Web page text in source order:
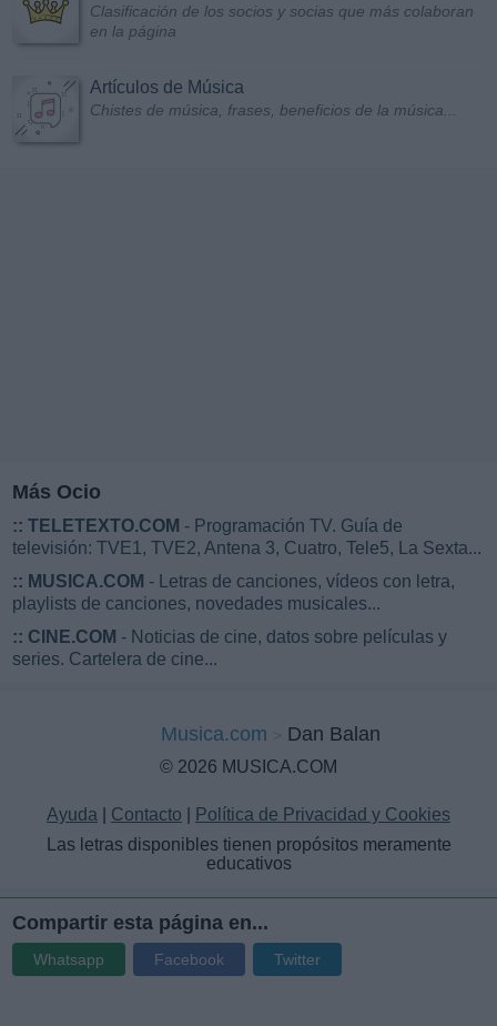
Clasificación de los socios y socias que más colaboran
en la página
Artículos de Música
Chistes de música, frases, beneficios de la música...
Más Ocio
:: TELETEXTO.COM - Programación TV. Guía de
televisión: TVE1, TVE2, Antena 3, Cuatro, Tele5, La Sexta...
:: MUSICA.COM - Letras de canciones, vídeos con letra,
playlists de canciones, novedades musicales...
:: CINE.COM - Noticias de cine, datos sobre películas y
series. Cartelera de cine...
Musica.com Dan Balan
© 2026 MUSICA.COM
Ayuda Contacto
Política de Privacidad y Cookies
Las letras disponibles tienen propósitos meramente
educativos
Compartir esta página en...
Whatsapp Facebook Twitter